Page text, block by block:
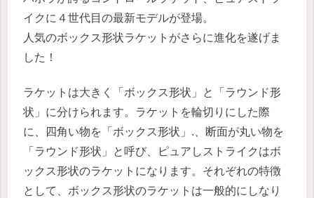
イクに４世代目の最新モデルが登場。
人気のボックス形状ラケットがさらに進化を遂げま
した！
ラケットは大きく「ボックス形状」と「ラウンド形
状」に分けられます。ラケットを輪切りにした際
に、四角い物を「ボックス形状」.、断面が丸い物を
「ラウンド形状」と呼び、ピュアしストライクはボ
ックス形状のラケットになります。それぞれの特徴
として、ボックス形状のラケットは一般的にしなり